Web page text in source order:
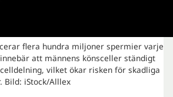
flera hundra miljoner spermier varje
att männens könsceller ständigt
vilket ökar risken för skadliga
Bild: iStock/Alllex